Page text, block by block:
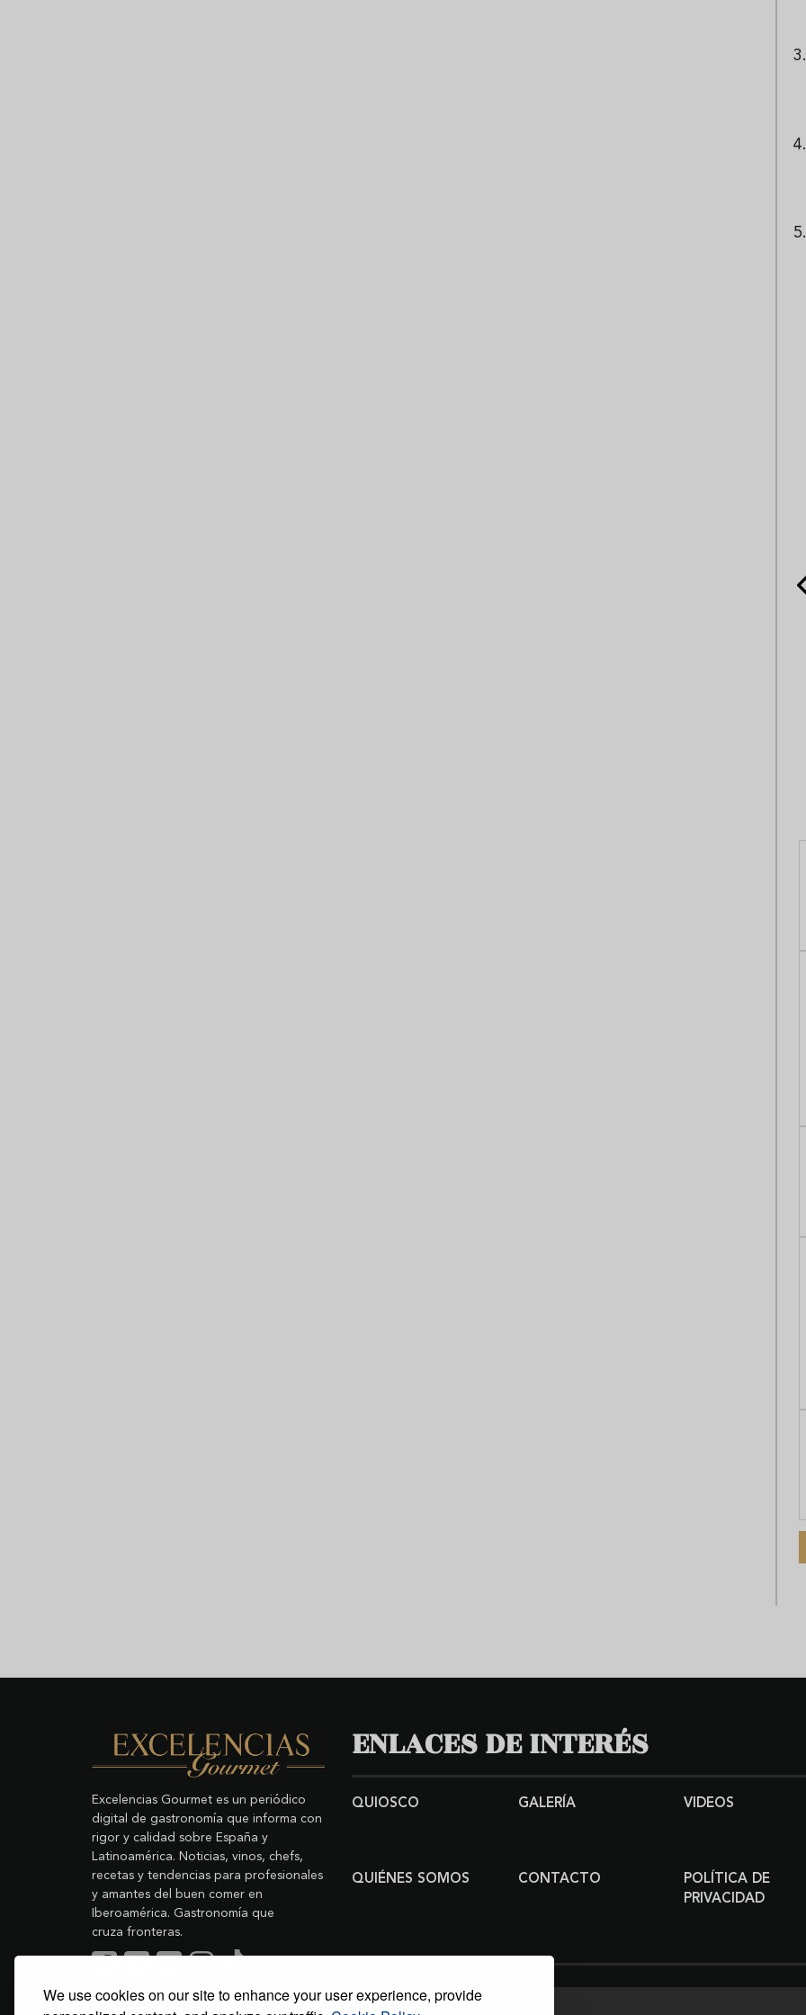
We use cookies on our site to enhance your user experience, provide
Excelencias Gourmet es un periódico
digital de gastronomía que informa con
rigor y calidad sobre España y
Latinoamérica. Noticias, vinos, chefs,
recetas y tendencias para profesionales
y amantes del buen comer en
Iberoamérica. Gastronomía que
cruza fronteras.
Copyright © 2011-2026 Excelencias Gourmet.
ENLACES DE INTERÉS
QUIOSCO GALERÍA VIDEOS
QUIÉNES SOMOS CONTACTO
POLÍTICA DE
PRIVACIDAD
Buscar